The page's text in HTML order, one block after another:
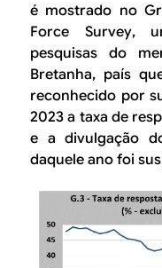
é mostrado no
Force Survey,
pesquisas do
Bretanha, país
reconhecido por
2023 a taxa de
e a divulgação
daquele ano foi